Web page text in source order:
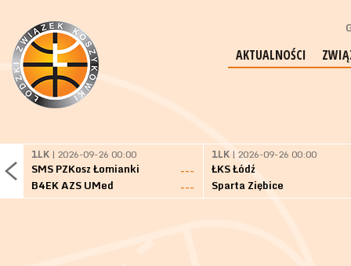
AKTUALNOŚCI
1LK | 2026-09-26 00:00
SMS PZKosz Łomianki
---
B4EK AZS UMed
---
1LK | 2026-09-26 00:00
ŁKS Łódź
Sparta Ziębice